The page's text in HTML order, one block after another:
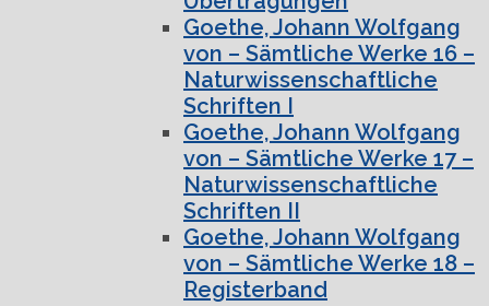
Goethe, Johann Wolfgang
von – Sämtliche Werke 16 –
Naturwissenschaftliche
Schriften I
Goethe, Johann Wolfgang
von – Sämtliche Werke 17 –
Naturwissenschaftliche
Schriften II
Goethe, Johann Wolfgang
von – Sämtliche Werke 18 –
Registerband